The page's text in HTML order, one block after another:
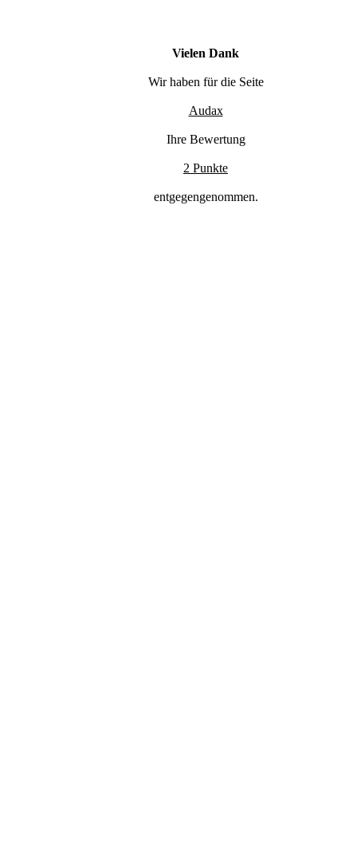
Vielen Dank
Wir haben für die Seite
Audax
Ihre Bewertung
2 Punkte
entgegengenommen.